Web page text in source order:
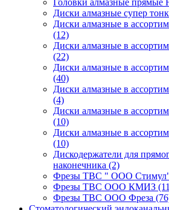
Диски алмазные супер
Диски алмазные в
(12)
Диски алмазные в
(22)
Диски алмазные в
(40)
Диски алмазные в
(4)
Диски алмазные в
(10)
Диски алмазные в
(10)
Дискодержатели для
наконечника (2)
Фрезы ТВС " ООО
Фрезы ТВС ООО КМИЗ
Фрезы ТВС ООО Фреза